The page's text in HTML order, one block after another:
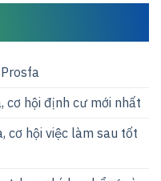
cơ hội định cư mới nhất
cơ hội việc làm sau tốt